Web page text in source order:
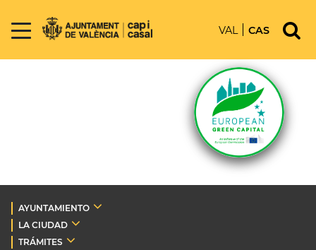
VAL CAS
AYUNTAMIENTO
LA CIUDAD
TRÁMITES